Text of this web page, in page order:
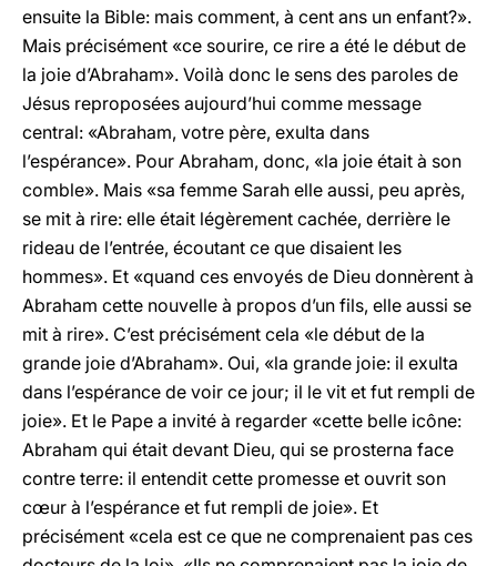
ensuite la Bible: mais comment, à cent ans un enfant?».
Mais précisément «ce sourire, ce rire a été le début de
la joie d’Abraham». Voilà donc le sens des paroles de
Jésus reproposées aujourd’hui comme message
central: «Abraham, votre père, exulta dans
l’espérance». Pour Abraham, donc, «la joie était à son
comble». Mais «sa femme Sarah elle aussi, peu après,
se mit à rire: elle était légèrement cachée, derrière le
rideau de l’entrée, écoutant ce que disaient les
hommes». Et «quand ces envoyés de Dieu donnèrent à
Abraham cette nouvelle à propos d’un fils, elle aussi se
mit à rire». C’est précisément cela «le début de la
grande joie d’Abraham». Oui, «la grande joie: il exulta
dans l’espérance de voir ce jour; il le vit et fut rempli de
joie». Et le Pape a invité à regarder «cette belle icône:
Abraham qui était devant Dieu, qui se prosterna face
contre terre: il entendit cette promesse et ouvrit son
cœur à l’espérance et fut rempli de joie». Et
précisément «cela est ce que ne comprenaient pas ces